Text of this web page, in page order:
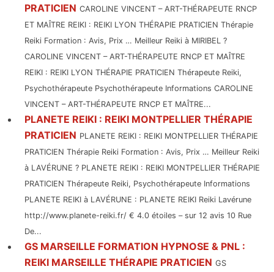
PRATICIEN CAROLINE VINCENT – ART-THÉRAPEUTE RNCP
ET MAÎTRE REIKI : REIKI LYON THÉRAPIE PRATICIEN Thérapie
Reiki Formation : Avis, Prix … Meilleur Reiki à MIRIBEL ?
CAROLINE VINCENT – ART-THÉRAPEUTE RNCP ET MAÎTRE
REIKI : REIKI LYON THÉRAPIE PRATICIEN Thérapeute Reiki,
Psychothérapeute Psychothérapeute Informations CAROLINE
VINCENT – ART-THÉRAPEUTE RNCP ET MAÎTRE...
PLANETE REIKI : REIKI MONTPELLIER THÉRAPIE
PRATICIEN PLANETE REIKI : REIKI MONTPELLIER THÉRAPIE
PRATICIEN Thérapie Reiki Formation : Avis, Prix … Meilleur Reiki
à LAVÉRUNE ? PLANETE REIKI : REIKI MONTPELLIER THÉRAPIE
PRATICIEN Thérapeute Reiki, Psychothérapeute Informations
PLANETE REIKI à LAVÉRUNE : PLANETE REIKI Reiki Lavérune
http://www.planete-reiki.fr/ € 4.0 étoiles – sur 12 avis 10 Rue
De...
GS MARSEILLE FORMATION HYPNOSE & PNL :
REIKI MARSEILLE THÉRAPIE PRATICIEN GS